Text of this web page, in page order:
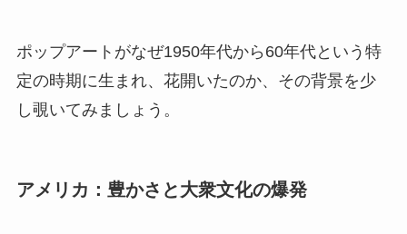
ポップアートがなぜ1950年代から60年代という特
定の時期に生まれ、花開いたのか、その背景を少
し覗いてみましょう。
アメリカ：豊かさと大衆文化の爆発